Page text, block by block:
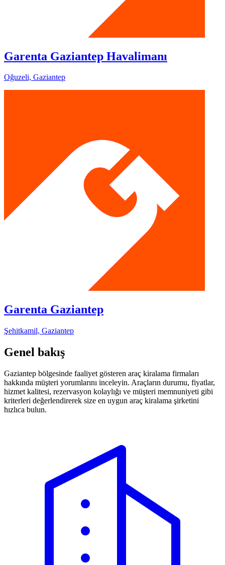
Garenta Gaziantep Havalimanı
Oğuzeli, Gaziantep
Garenta Gaziantep
Şehitkamil, Gaziantep
Genel bakış
Gaziantep bölgesinde faaliyet gösteren araç kiralama firmaları
hakkında müşteri yorumlarını inceleyin. Araçların durumu, fiyatlar,
hizmet kalitesi, rezervasyon kolaylığı ve müşteri memnuniyeti gibi
kriterleri değerlendirerek size en uygun araç kiralama şirketini
hızlıca bulun.